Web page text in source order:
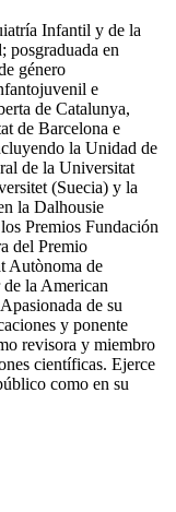
Infantil y de la
posgraduada en
género
e
de Catalunya,
de Barcelona e
la Unidad de
de la Universitat
(Suecia) y la
la Dalhousie
Premios Fundación
del Premio
Autònoma de
la American
de su
y ponente
revisora y miembro
científicas. Ejerce
como en su